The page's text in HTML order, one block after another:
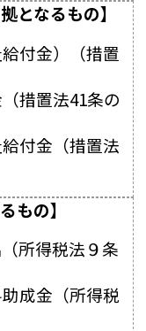
となるもの】
付金）（措置
措置法41条の
付金（措置法
もの】
所得税法９条
成金（所得税